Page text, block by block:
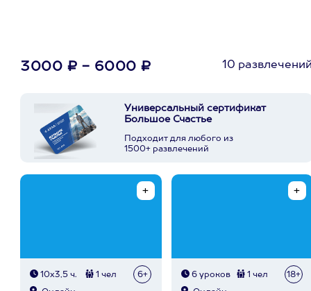
3000 ₽ - 6000 ₽ 10
Универсальный сертификат
Большое Счастье
Подходит для любого из
1500+ развлечений
10х3,5 ч. 1 чел 6+ 6 уроков 1 чел 18+